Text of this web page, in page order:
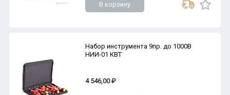
В корзину
Набор инструмента 9пр. до 1000В
НИИ-01 КВТ
4 546,00 ₽